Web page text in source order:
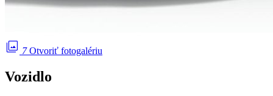
photo_library 7 Otvoriť fotogalériu
Vozidlo